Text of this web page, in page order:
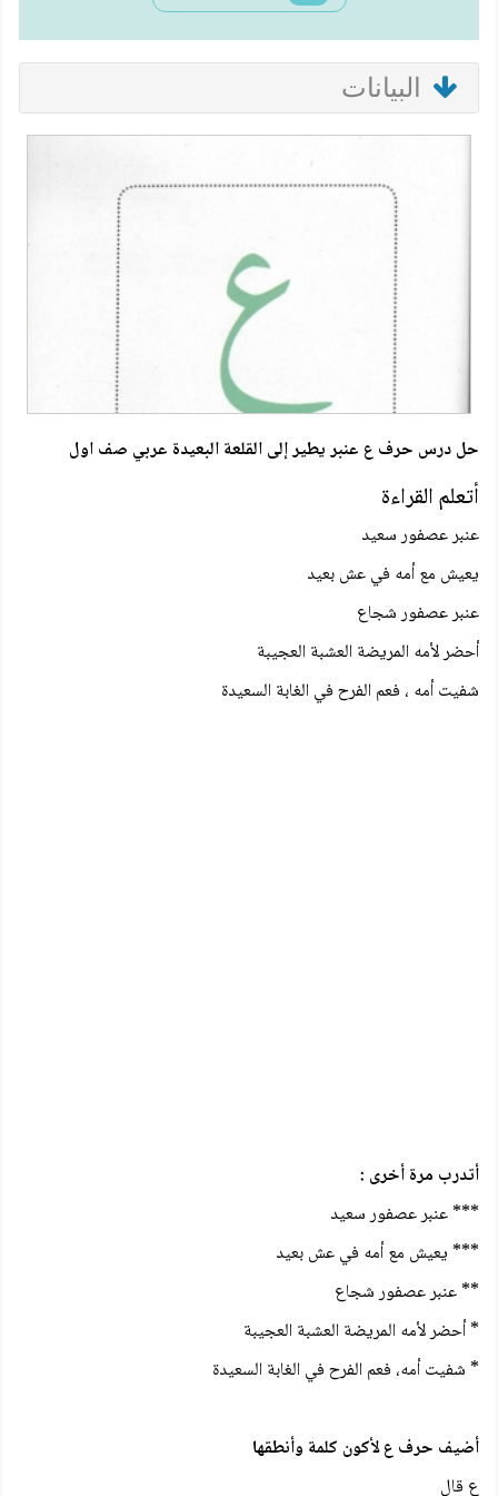
البيانات
حل درس حرف ع عنبر يطير إلى القلعة البعيدة عربي صف اول
أتعلم القراءة
عنبر عصفور سعید
يعيش مع أمه في عش بعيد
عنبر عصفور شجاع
أحضر لأمه المريضة العشبة العجيبة
شفيت أمه ، فعم الفرح في الغابة السعيدة
أتدرب مرة أخرى :
*** عنبر عصفور سعید
*** يعيش مع أمه في عش بعيد
** عنبر عصفور شجاع
* أحضر لأمه المريضة العشبة العجيبة
* شفيت أمه، فعم الفرح في الغابة السعيدة
أضيف حرف ع لأكون كلمة وأنطقها
ع قال